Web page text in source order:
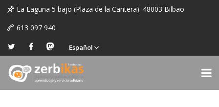
La Laguna 5 bajo (Plaza de la Cantera). 48003 Bilbao
613 097 940
Español